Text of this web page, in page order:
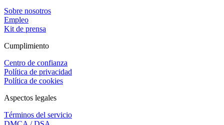
Sobre nosotros
Empleo
Kit de prensa
Cumplimiento
Centro de confianza
Política de privacidad
Política de cookies
Aspectos legales
Términos del servicio